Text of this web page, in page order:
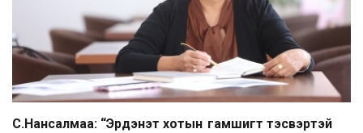
С.Нансалмаа: “Эрдэнэт хотын гамшигт тэсвэртэй